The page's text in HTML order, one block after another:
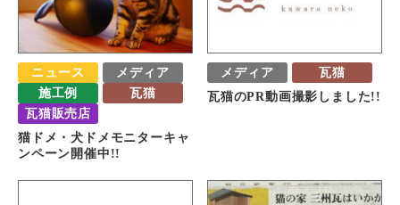
ニュース
メディア
施工例
瓦猫
瓦猫販売店
猫ドメ・犬ドメモニターキャ
ンペーン開催中!!
メディア 瓦猫
瓦猫のPR動画撮影しました!!